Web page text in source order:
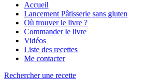
Accueil
Lancement Pâtisserie sans gluten
Où trouver le livre ?
Commander le livre
Vidéos
Liste des recettes
Me contacter
Rechercher une recette